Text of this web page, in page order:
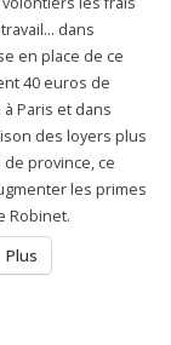
dans
en place de ce
40 euros de
Paris et dans
des loyers plus
province, ce
les primes
Robinet.
Plus